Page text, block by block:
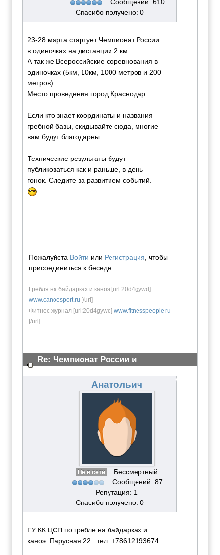
Сообщений: 610
Спасибо получено: 0
23-28 марта стартует Чемпионат России
в одиночках на дистанции 2 км.
А так же Всероссийские соревнования в
одиночках (5км, 10км, 1000 метров и 200
метров).
Место проведения город Краснодар.
Если кто знает координаты и названия
гребной базы, скидывайте сюда, многие
вам будут благодарны.
Технические результаты будут
публиковаться как и раньше, в день
гонок. Следите за развитием событий.
Пожалуйста Войти или Регистрация, чтобы
присоединиться к беседе.
Гребля на байдарках и каноэ [url:20d4gywd]
www.canoesport.ru [/url]
Фитнес журнал [url:20d4gywd] www.fitnesspeople.ru
[/url]
Re: Чемпионат России и
#2224
Анатольич
Не в сети
Бессмертный
Сообщений: 87
Репутация: 1
Спасибо получено: 0
ГУ КК ЦСП по гребле на байдарках и
каноэ. Парусная 22 . тел. +78612193674